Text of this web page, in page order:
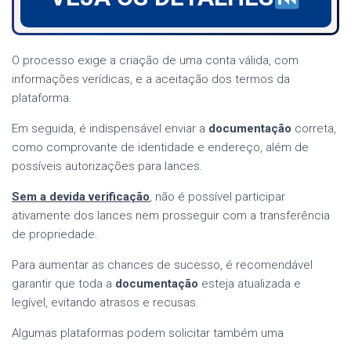
O processo exige a criação de uma conta válida, com
informações verídicas, e a aceitação dos termos da
plataforma.
Em seguida, é indispensável enviar a documentação correta,
como comprovante de identidade e endereço, além de
possíveis autorizações para lances.
Sem a devida verificação, não é possível participar
ativamente dos lances nem prosseguir com a transferência
de propriedade.
Para aumentar as chances de sucesso, é recomendável
garantir que toda a documentação esteja atualizada e
legível, evitando atrasos e recusas.
Algumas plataformas podem solicitar também uma